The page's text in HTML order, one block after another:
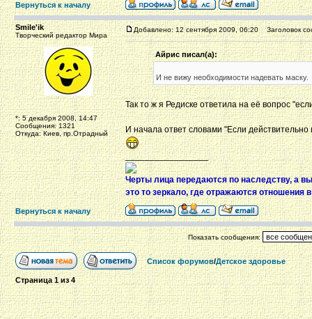
Вернуться к началу
Smile'ik
Творческий редактор Мира
*: 5 декабря 2008, 14:47
Сообщения: 1321
Откуда: Киев, пр.Отрадный
Добавлено: 12 сентября 2009, 06:20 Заголовок
Айрис писал(а):
И не вижу необходимости надевать маску.
Так то ж я Редиске ответила на её вопрос
И начала ответ словами "Если действительно
_________________
Черты лица передаются по наследству, а
это то зеркало, где отражаются отношения
Вернуться к началу
Показать сообщения:
Список форумов/Детское здоровье
Страница1из4